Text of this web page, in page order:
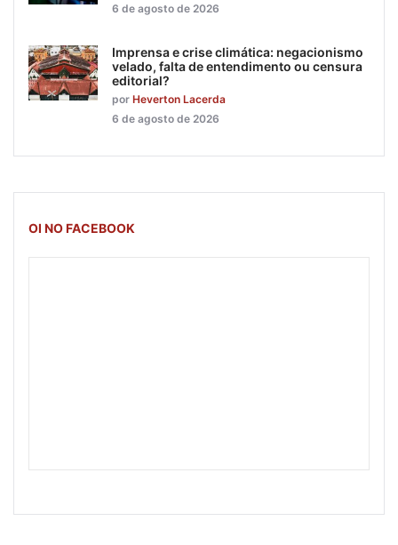
6 de agosto de 2026
Imprensa e crise climática: negacionismo
velado, falta de entendimento ou censura
editorial?
por Heverton Lacerda
6 de agosto de 2026
OI NO FACEBOOK